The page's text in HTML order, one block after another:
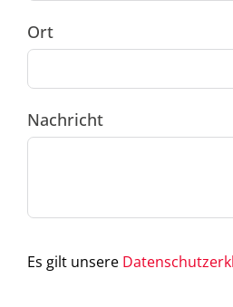
Ort
Nachricht
Es gilt unsere